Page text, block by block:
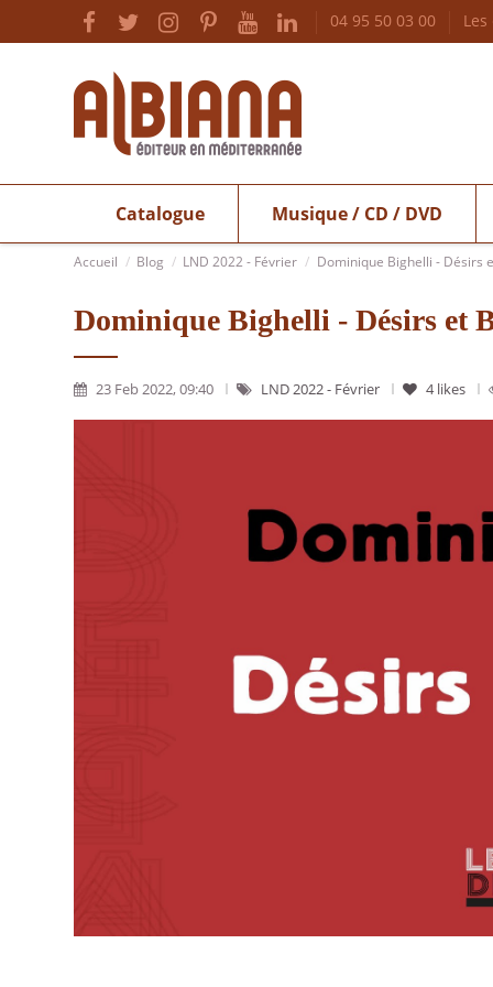
04 95 50 03 00
Catalogue Musique / CD / DVD
Accueil Blog LND 2022 - Février Dominique Bighelli - Désirs
Dominique Bighelli - Désirs et
23 Feb 2022, 09:40 LND 2022 - Février 4likes